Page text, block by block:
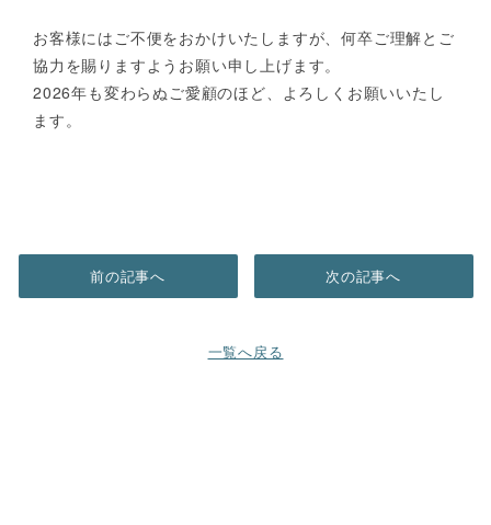
お客様にはご不便をおかけいたしますが、何卒ご理解とご
協力を賜りますようお願い申し上げます。
2026年も変わらぬご愛顧のほど、よろしくお願いいたし
ます。
前の記事へ
一覧へ戻る
次の記事へ